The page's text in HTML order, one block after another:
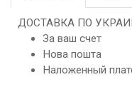
ДОСТАВКА ПО
За ваш счет
Нова пошта
Наложенный